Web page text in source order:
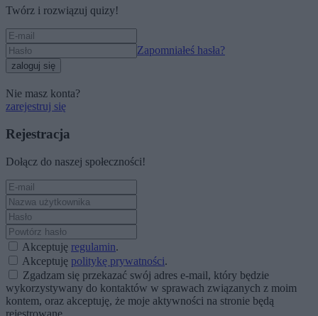
Twórz i rozwiązuj quizy!
Zapomniałeś hasła?
zaloguj się
Nie masz konta?
zarejestruj się
Rejestracja
Dołącz do naszej społeczności!
Akceptuję regulamin.
Akceptuję politykę prywatności.
Zgadzam się przekazać swój adres e-mail, który będzie
wykorzystywany do kontaktów w sprawach związanych z moim
kontem, oraz akceptuję, że moje aktywności na stronie będą
rejestrowane.